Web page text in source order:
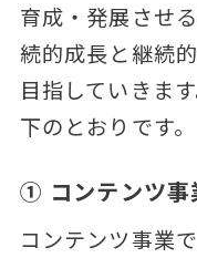
育成・発展させ
続的成長と継続
目指していきま
下のとおりです。
① コンテンツ事
コンテンツ事業